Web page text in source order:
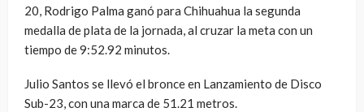
20, Rodrigo Palma ganó para Chihuahua la segunda
medalla de plata de la jornada, al cruzar la meta con un
tiempo de 9:52.92 minutos.
Julio Santos se llevó el bronce en Lanzamiento de Disco
Sub-23, con una marca de 51.21 metros.